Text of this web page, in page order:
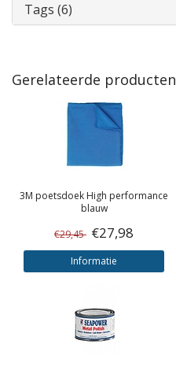
Tags (6)
Gerelateerde producten
3M poetsdoek High performance
blauw
€29,45 €27,98
Informatie